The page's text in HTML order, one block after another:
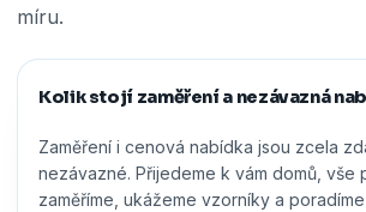
míru.
Kolik stojí zaměření a nezávazná
Zaměření i cenová nabídka jsou zcela
nezávazné. Přijedeme k vám domů, vše
zaměříme, ukážeme vzorníky a